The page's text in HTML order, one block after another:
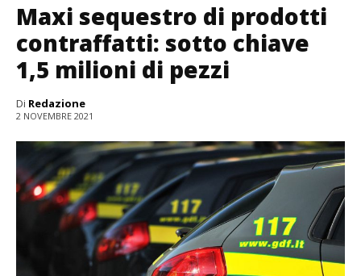
Maxi sequestro di prodotti
contraffatti: sotto chiave
1,5 milioni di pezzi
Di Redazione
2 NOVEMBRE 2021